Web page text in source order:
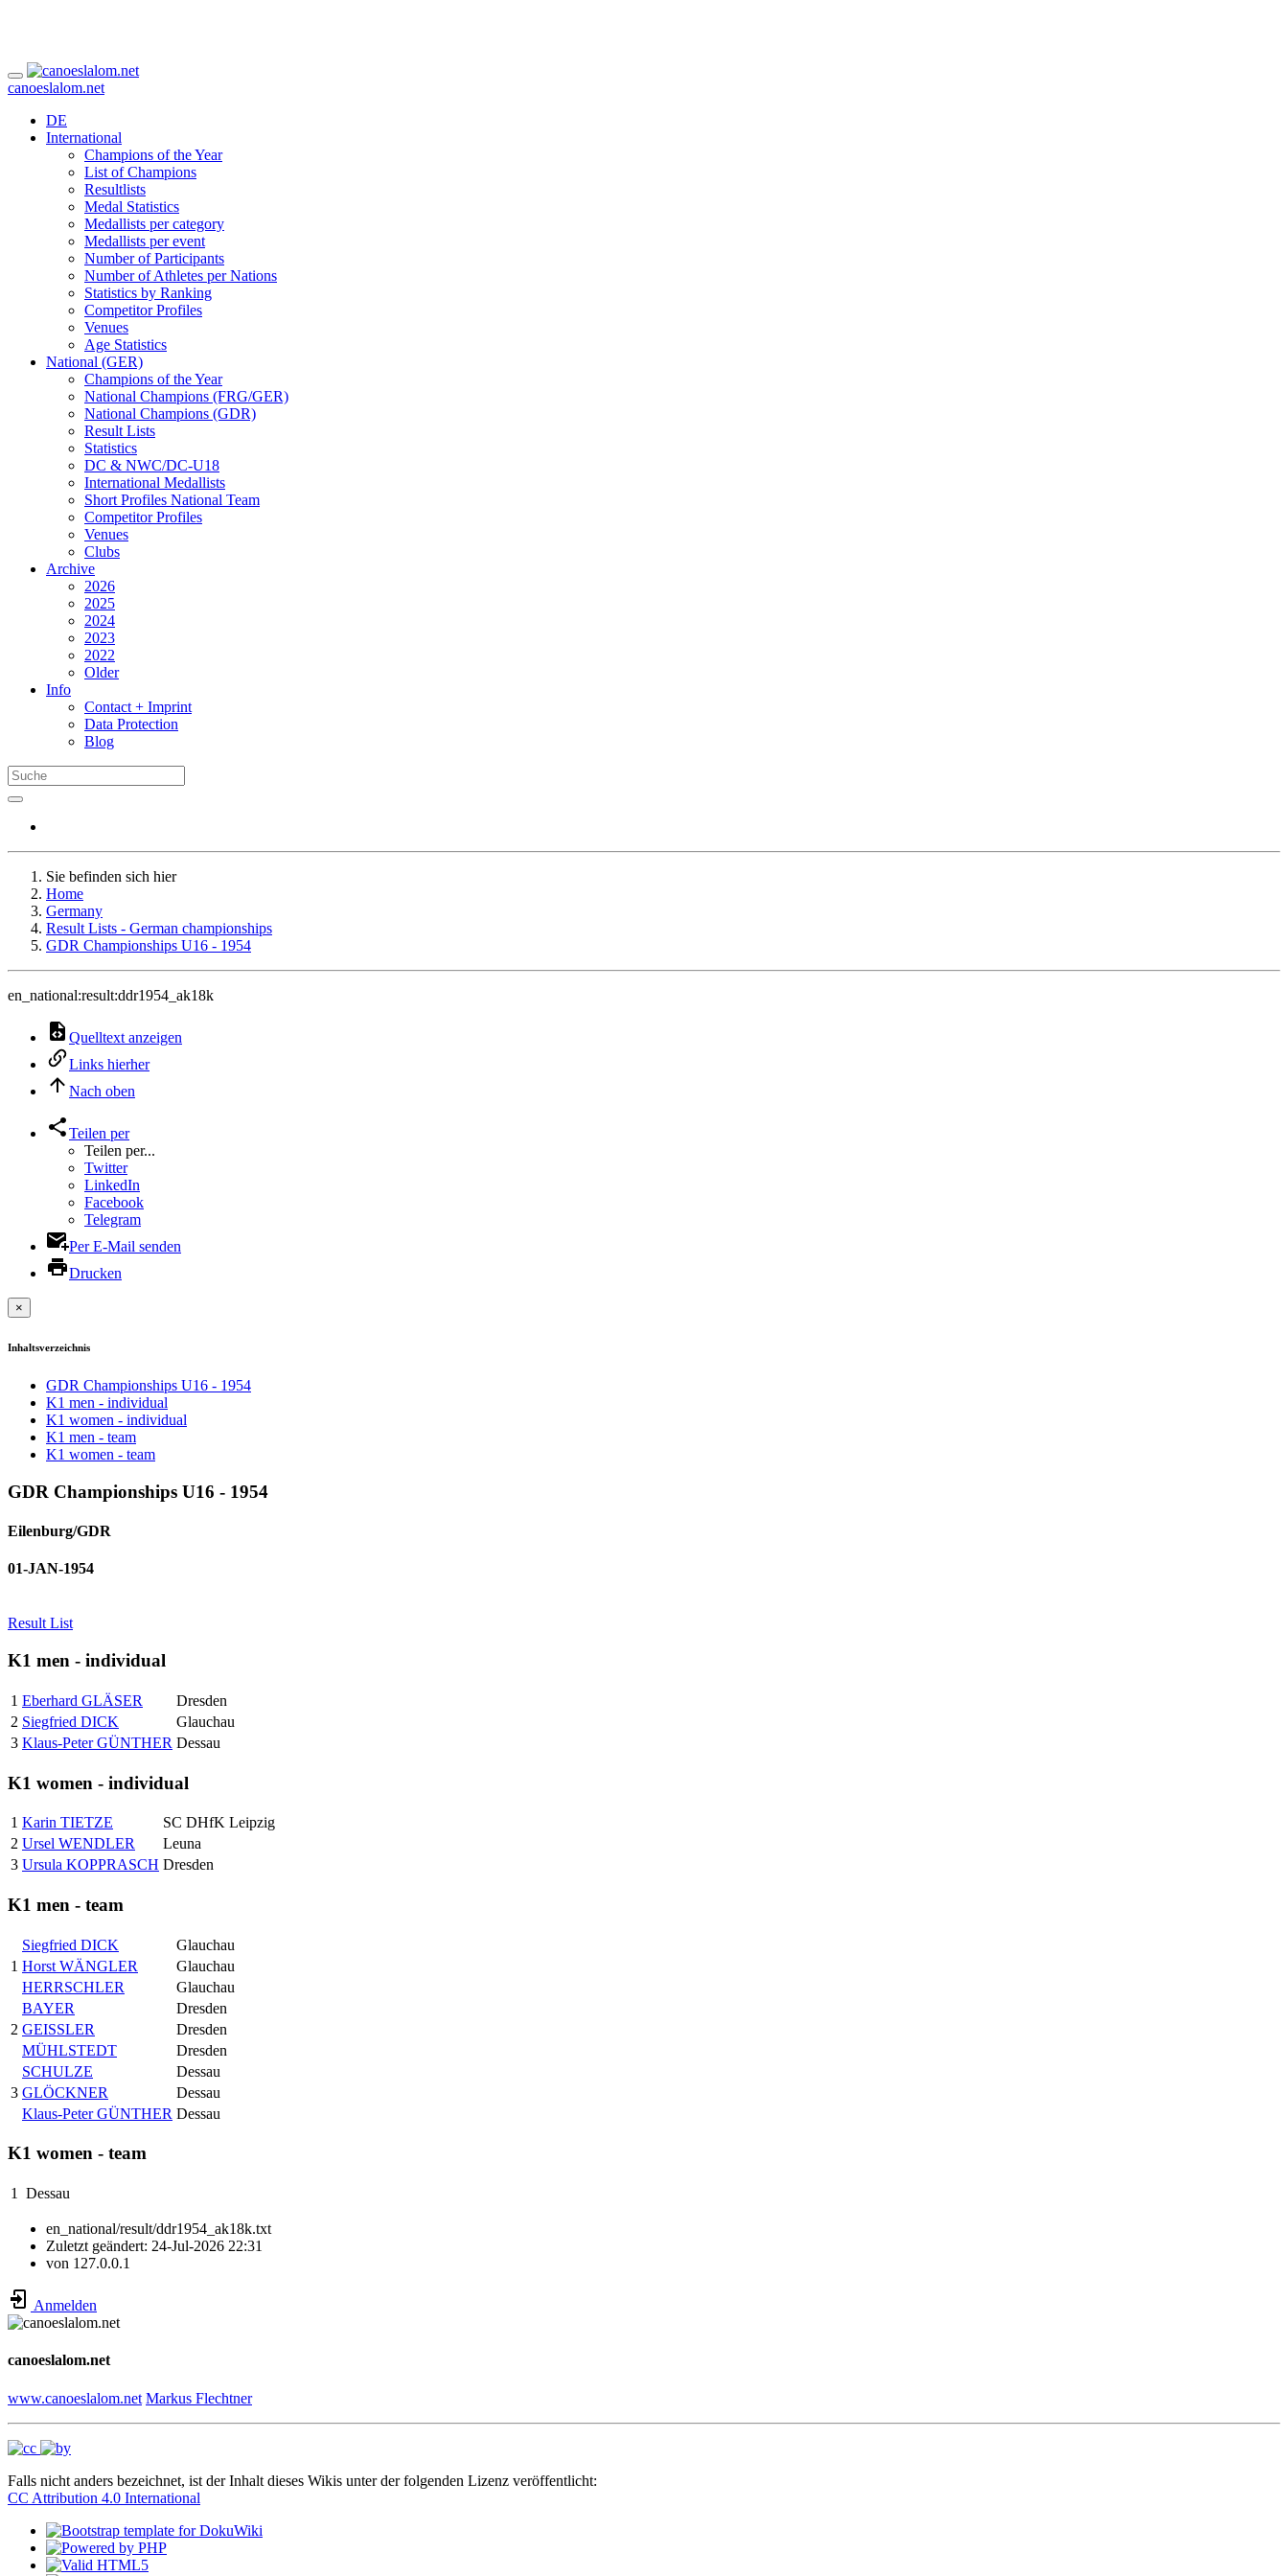
canoeslalom.net
DE
International
Champions of the Year
List of Champions
Resultlists
Medal Statistics
Medallists per category
Medallists per event
Number of Participants
Number of Athletes per Nations
Statistics by Ranking
Competitor Profiles
Venues
Age Statistics
National (GER)
Champions of the Year
National Champions (FRG/GER)
National Champions (GDR)
Result Lists
Statistics
DC & NWC/DC-U18
International Medallists
Short Profiles National Team
Competitor Profiles
Venues
Clubs
Archive
2026
2025
2024
2023
2022
Older
Info
Contact + Imprint
Data Protection
Blog
Sie befinden sich hier
Home
Germany
Result Lists - German championships
GDR Championships U16 - 1954
en_national:result:ddr1954_ak18k
Quelltext anzeigen
Links hierher
Nach oben
Teilen per
Teilen per...
Twitter
LinkedIn
Facebook
Telegram
Per E-Mail senden
Drucken
×
Inhaltsverzeichnis
GDR Championships U16 - 1954
K1 men - individual
K1 women - individual
K1 men - team
K1 women - team
GDR Championships U16 - 1954
Eilenburg/GDR
01-JAN-1954
Result List
K1 men - individual
1 Eberhard GLÄSER
Dresden
2 Siegfried DICK
Glauchau
3 Klaus-Peter GÜNTHER Dessau
K1 women - individual
1 Karin TIETZE
SC DHfK Leipzig
2 Ursel WENDLER
Leuna
3 Ursula KOPPRASCH Dresden
K1 men - team
1
Siegfried DICK
Glauchau
Horst WÄNGLER
Glauchau
HERRSCHLER
Glauchau
2
BAYER
Dresden
GEISSLER
Dresden
MÜHLSTEDT
Dresden
3
SCHULZE
Dessau
GLÖCKNER
Dessau
Klaus-Peter GÜNTHER Dessau
K1 women - team
1 Dessau
en_national/result/ddr1954_ak18k.txt
Zuletzt geändert: 24-Jul-2026 22:31
von 127.0.0.1
Anmelden
canoeslalom.net
www.canoeslalom.net Markus Flechtner
Falls nicht anders bezeichnet, ist der Inhalt dieses Wikis unter der folgenden Lizenz veröffentlicht:
CC Attribution 4.0 International